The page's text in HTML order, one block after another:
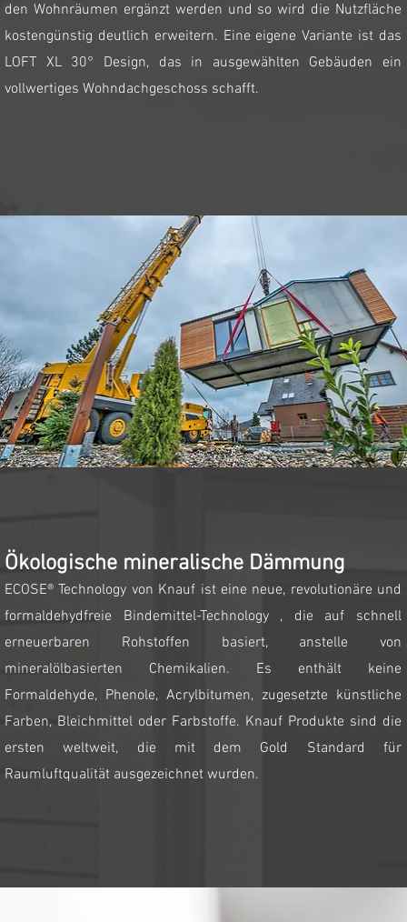
den Wohnräumen ergänzt werden und so wird die Nutzfläche
kostengünstig deutlich erweitern. Eine eigene Variante ist das
LOFT XL 30° Design, das in ausgewählten Gebäuden ein
vollwertiges Wohndachgeschoss schafft.
Ökologische mineralische Dämmung
ECOSE® Technology von Knauf ist eine neue, revolutionäre und
formaldehydfreie Bindemittel-Technology , die auf schnell
erneuerbaren Rohstoffen basiert, anstelle von
mineralölbasierten Chemikalien. Es enthält keine
Formaldehyde, Phenole, Acrylbitumen, zugesetzte künstliche
Farben, Bleichmittel oder Farbstoffe. Knauf Produkte sind die
ersten weltweit, die mit dem Gold Standard für
Raumluftqualität ausgezeichnet wurden.